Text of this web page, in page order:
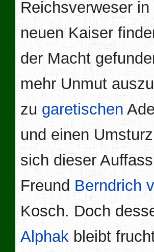
Reichsverweser
neuen Kaiser
der Macht
mehr Unmut
zu garetischen
und einen
sich dieser
Freund Berndrich
Kosch. Doch
Alphak bleibt